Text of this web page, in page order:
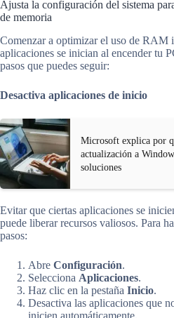
Ajusta la configuración del sistema
de memoria
Comenzar a optimizar el uso de RAM
aplicaciones se inician al encender tu
pasos que puedes seguir:
Desactiva aplicaciones de inicio
Microsoft explica por
actualización a
soluciones
Evitar que ciertas aplicaciones se
puede liberar recursos valiosos. Para
pasos:
Abre Configuración.
Selecciona Aplicaciones.
Haz clic en la pestaña Inicio.
Desactiva las aplicaciones que